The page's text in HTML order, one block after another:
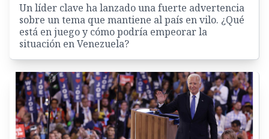
Un líder clave ha lanzado una fuerte advertencia
sobre un tema que mantiene al país en vilo. ¿Qué
está en juego y cómo podría empeorar la
situación en Venezuela?